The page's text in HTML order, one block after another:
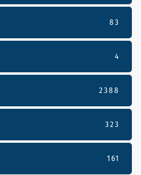
83
4
2388
323
161